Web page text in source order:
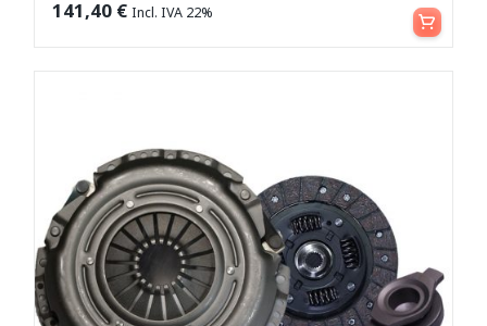
141,40 € Incl. IVA 22% Leggi tutto